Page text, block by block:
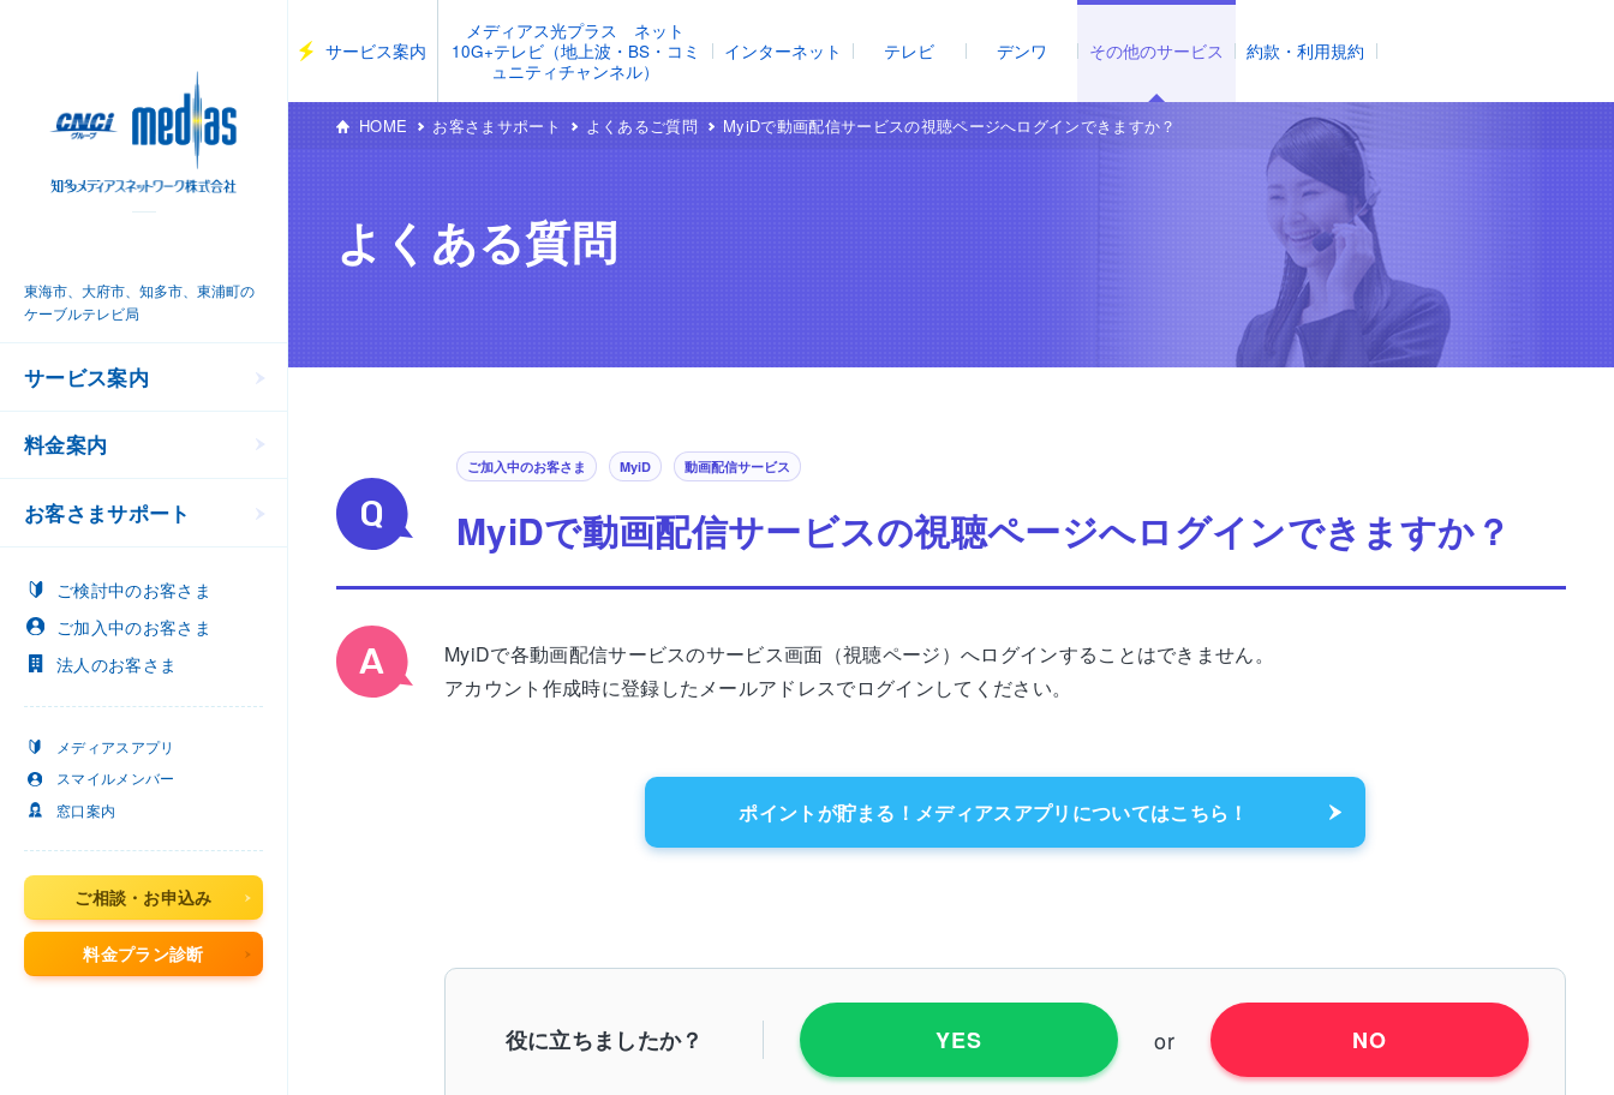
東海市、大府市、知多市、東浦町の
ケーブルテレビ局
サービス案内
料金案内
お客さまサポート
ご検討中のお客さま
ご加入中のお客さま
法人 のお客さま
メディアスアプリ
スマイルメンバー
窓口案内
ご相談・お申込み
料金プラン診断
サービス案内
メディアス光プラス ネット
10G+テレビ（地上波・BS・コミ
ュニティチャンネル）
インターネット テレビ デンワ その他のサービス 約款・利用規約
HOME お客さまサポート よくあるご質問 MyiDで動画配信サービスの視聴ページへログインできますか？
よくある質問
ご加入中のお客さま MyiD 動画配信サービス
MyiDで動画配信サービスの視聴ページへログインできますか？
MyiDで各動画配信サービスのサービス画面（視聴ページ）へログインすることはできません。
アカウント作成時に登録したメールアドレスでログインしてください。
ポイントが貯まる！メディアスアプリについてはこちら！
役に立ちましたか？ YES or NO